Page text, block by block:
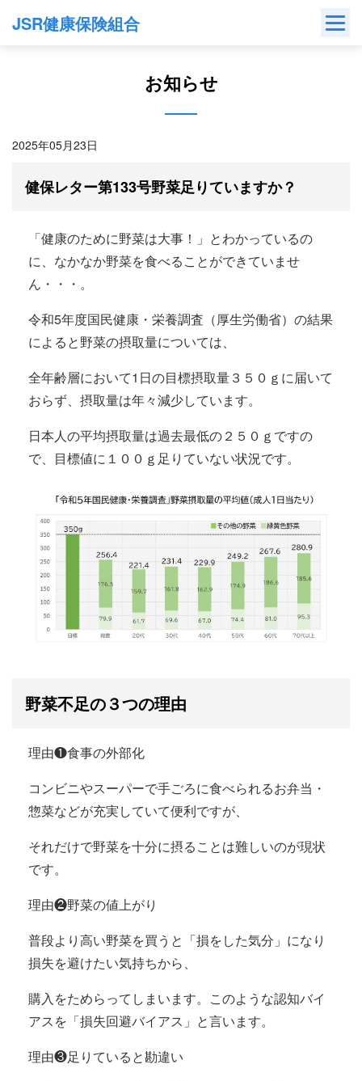
JSR健康保険組合
お知らせ
2025年05月23日
健保レター第133号野菜足りていますか？
「健康のために野菜は大事！」とわかっているの
に、なかなか野菜を食べることができていませ
ん・・・。
令和5年度国民健康・栄養調査（厚生労働省）の結果
によると野菜の摂取量については、
全年齢層において1日の目標摂取量３５０ｇに届いて
おらず、摂取量は年々減少しています。
日本人の平均摂取量は過去最低の２５０ｇですの
で、目標値に１００ｇ足りていない状況です。
野菜不足の３つの理由
理由❶食事の外部化
コンビニやスーパーで手ごろに食べられるお弁当・
惣菜などが充実していて便利ですが、
それだけで野菜を十分に摂ることは難しいのが現状
です。
理由❷野菜の値上がり
普段より高い野菜を買うと「損をした気分」になり
損失を避けたい気持ちから、
購入をためらってしまいます。このような認知バイ
アスを「損失回避バイアス」と言います。
理由❸足りていると勘違い